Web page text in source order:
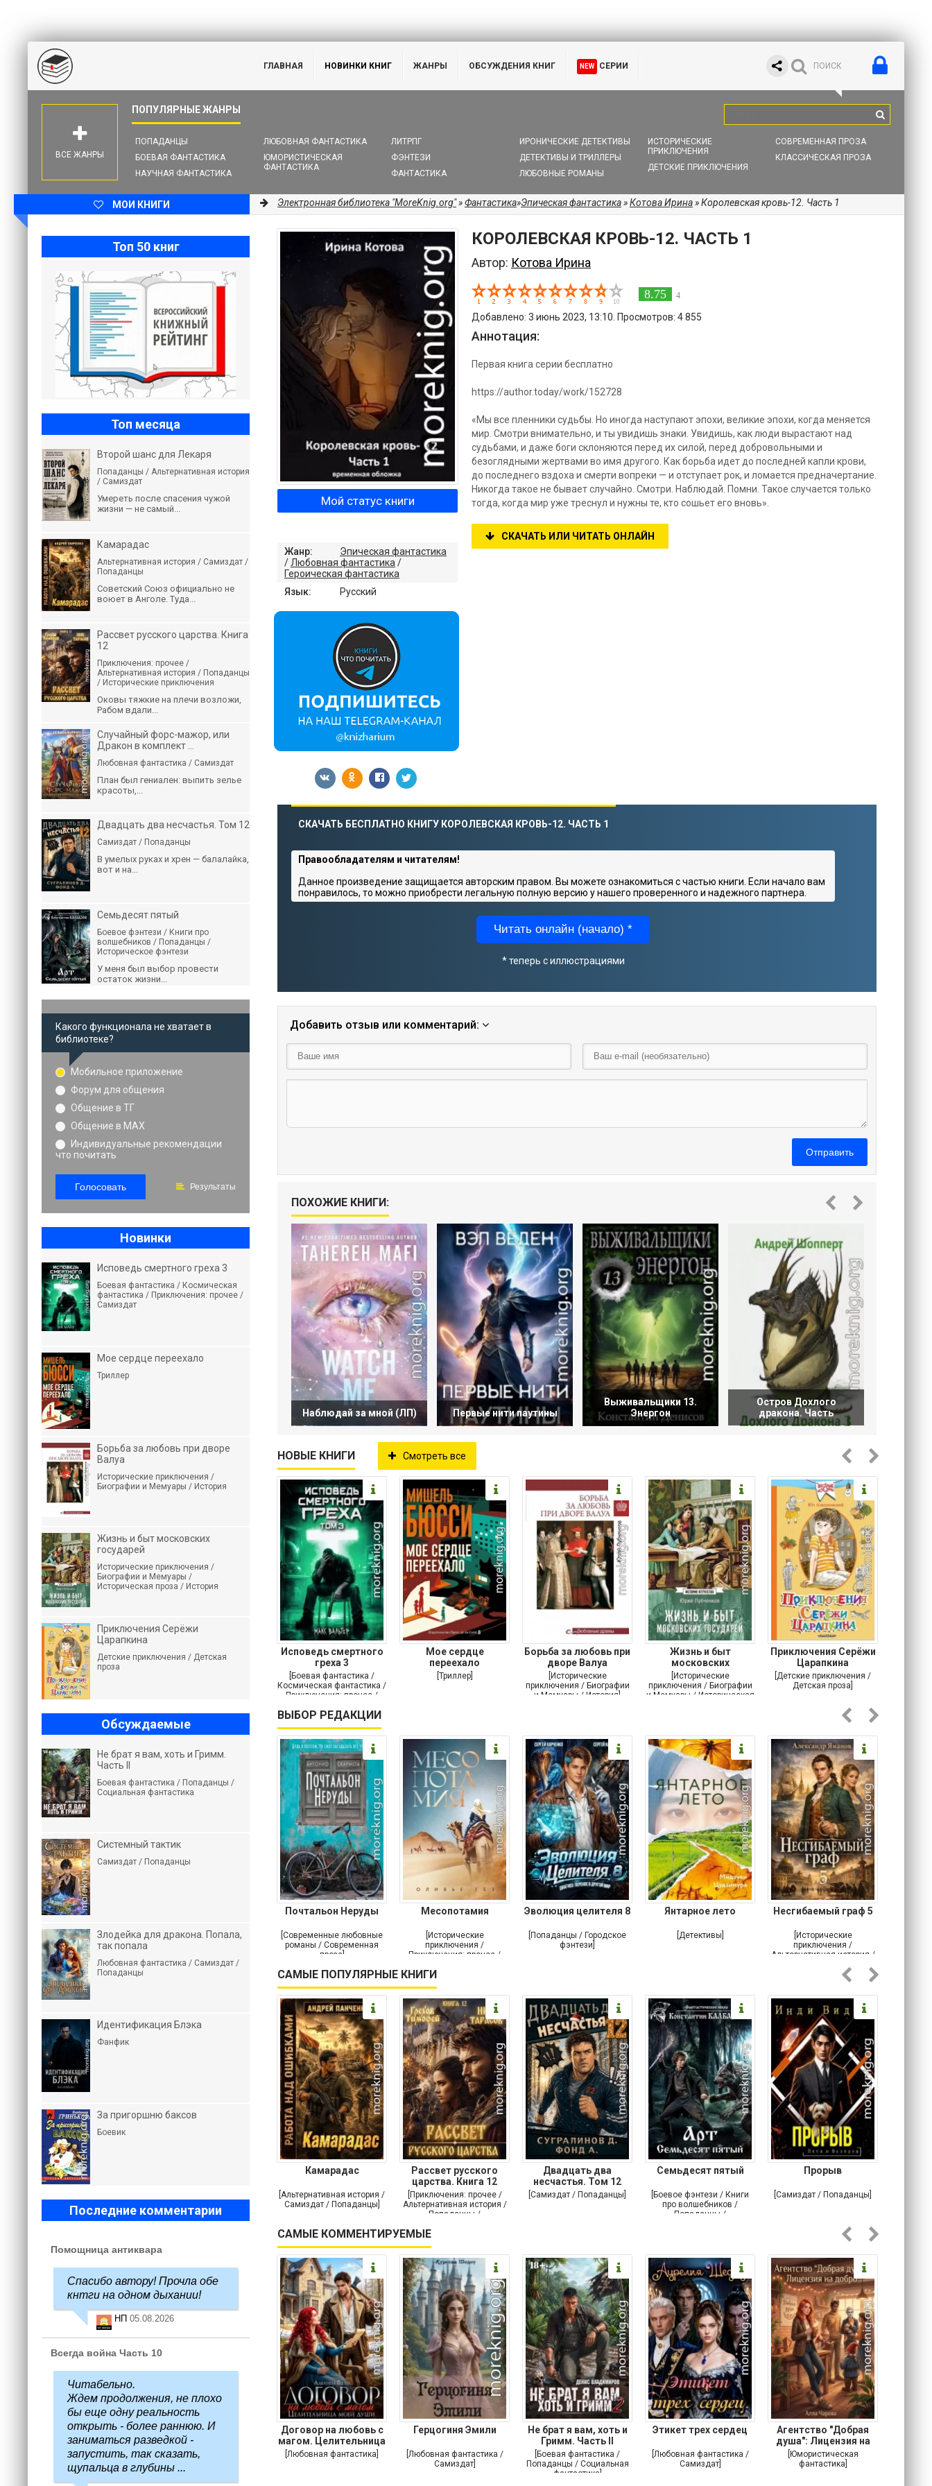
ГЛАВНАЯ НОВИНКИ КНИГ ЖАНРЫ ОБСУЖДЕНИЯ КНИГ NEW СЕРИИ
ПОПАДАНЦЫ
БОЕВАЯ ФАНТАСТИКА
НАУЧНАЯ ФАНТАСТИКА
ЛЮБОВНАЯ ФАНТАСТИКА
ЮМОРИСТИЧЕСКАЯ
ФАНТАСТИКА
ЛИТРПГ
ФЭНТЕЗИ
ФАНТАСТИКА
ИРОНИЧЕСКИЕ ДЕТЕКТИВЫ
ДЕТЕКТИВЫ И ТРИЛЛЕРЫ
ЛЮБОВНЫЕ РОМАНЫ
ИСТОРИЧЕСКИЕ
ПРИКЛЮЧЕНИЯ
ДЕТСКИЕ ПРИКЛЮЧЕНИЯ
СОВРЕМЕННАЯ ПРОЗА
КЛАССИЧЕСКАЯ ПРОЗА
ВСЕ ЖАНРЫ
МОИ КНИГИ Электронная библиотека "MoreKnig.org"»Фантастика»Эпическая фантастика»Котова Ирина» Королевская кровь-12. Часть 1
КОРОЛЕВСКАЯ КРОВЬ-12. ЧАСТЬ 1
Автор: Котова Ирина
8.75 4
Добавлено: 3 июнь 2023, 13:10. Просмотров: 4 855
Аннотация:
Первая книга серии бесплатно
https://author.today/work/152728
«Мы все пленники судьбы. Но иногда наступают эпохи, великие эпохи, когда меняется
мир. Смотри внимательно, и ты увидишь знаки. Увидишь, как люди вырастают над
судьбами, и даже боги склоняются перед их силой, перед добровольными и
безоглядными жертвами во имя другого. Как борьба идет до последней капли крови,
до последнего вздоха и смерти вопреки — и отступает рок, и ломается предначертание.
Никогда такое не бывает случайно. Смотри. Наблюдай. Помни. Такое случается только
тогда, когда мир уже треснул и нужны те, кто сошьет его вновь».
СКАЧАТЬ ИЛИ ЧИТАТЬ ОНЛАЙН
Мой статус книги
Жанр:
Эпическая фантастика
/ Любовная фантастика /
Героическая фантастика
Язык:
Русский
СКАЧАТЬ БЕСПЛАТНО КНИГУ КОРОЛЕВСКАЯ КРОВЬ-12. ЧАСТЬ 1
Правообладателям и читателям!
Данное произведение защищается авторским правом. Вы можете ознакомиться с частью книги. Если начало вам
понравилось, то можно приобрести легальную полную версию у нашего проверенного и надежного партнера.
Читать онлайн (начало) *
* теперь с иллюстрациями
Добавить отзыв или комментарий:
Отправить
ПОХОЖИЕ КНИГИ:
Наблюдай за мной (ЛП) Первые нити паутины
Выживальщики 13.
Энергон
Остров Дохлого
дракона. Часть
НОВЫЕ КНИГИ Смотреть все
Исповедь смертного
греха 3
[Боевая фантастика /
Космическая фантастика /
Приключения: прочее /
Мое сердце
переехало
[Триллер]
Борьба за любовь при
дворе Валуа
[Исторические
приключения / Биографии
и Мемуары / История]
Жизнь и быт
московских
государей
[Исторические
приключения / Биографии
и Мемуары / Историческая
Приключения Серёжи
Царапкина
[Детские приключения /
Детская проза]
ВЫБОР РЕДАКЦИИ
Почтальон Неруды
[Современные любовные
романы / Современная
проза]
Месопотамия
[Исторические
приключения /
Приключения: прочее /
Историческая проза]
Эволюция целителя 8
[Попаданцы / Городское
фэнтези]
Янтарное лето
[Детективы]
Несгибаемый граф 5
[Исторические
приключения /
Альтернативная история /
САМЫЕ ПОПУЛЯРНЫЕ КНИГИ
Камарадас
[Альтернативная история /
Самиздат / Попаданцы]
Рассвет русского
царства. Книга 12
[Приключения: прочее /
Альтернативная история /
Попаданцы /
приключения]
Двадцать два
несчастья. Том 12
[Самиздат / Попаданцы]
Семьдесят пятый
[Боевое фэнтези / Книги
про волшебников /
Попаданцы /
Прорыв
[Самиздат / Попаданцы]
САМЫЕ КОММЕНТИРУЕМЫЕ
Договор на любовь с
магом. Целительница
моей души
[Любовная фантастика]
Герцогиня Эмили
[Любовная фантастика /
Самиздат]
Не брат я вам, хоть и
Гримм. Часть II
[Боевая фантастика /
Попаданцы / Социальная
фантастика]
Этикет трех сердец
[Любовная фантастика /
Самиздат]
Агентство "Добрая
душа": Лицензия на
добро
[Юмористическая
фантастика]
Топ 50 книг
Топ месяца
Второй шанс для Лекаря
Попаданцы / Альтернативная история
/ Самиздат
Умереть после спасения чужой
жизни — не самый...
Камарадас
Альтернативная история / Самиздат /
Попаданцы
Советский Союз официально не
воюет в Анголе. Туда...
Рассвет русского царства. Книга
12
Приключения: прочее /
Альтернативная история / Попаданцы
/ Исторические приключения
Оковы тяжкие на плечи возложи,
Рабом вдали...
Случайный форс-мажор, или
Дракон в комплект ...
Любовная фантастика / Самиздат
План был гениален: выпить зелье
красоты,...
Двадцать два несчастья. Том 12
Самиздат / Попаданцы
В умелых руках и хрен — балалайка,
вот и на...
Семьдесят пятый
Боевое фэнтези / Книги про
волшебников / Попаданцы /
Историческое фэнтези
У меня был выбор провести
остаток жизни...
Какого функционала не хватает в
библиотеке?
Мобильное приложение
Форум для общения
Общение в ТГ
Общение в MAX
Индивидуальные рекомендации
что почитать
Голосовать Результаты
Новинки
Исповедь смертного греха 3
Боевая фантастика / Космическая
фантастика / Приключения: прочее /
Самиздат
Мое сердце переехало
Триллер
Борьба за любовь при дворе
Валуа
Исторические приключения /
Биографии и Мемуары / История
Жизнь и быт московских
государей
Исторические приключения /
Биографии и Мемуары /
Историческая проза / История
Приключения Серёжи
Царапкина
Детские приключения / Детская
проза
Обсуждаемые
Не брат я вам, хоть и Гримм.
Часть II
Боевая фантастика / Попаданцы /
Социальная фантастика
Системный тактик
Самиздат / Попаданцы
Злодейка для дракона. Попала,
так попала
Любовная фантастика / Самиздат /
Попаданцы
Идентификация Блэка
Фанфик
За пригоршню баксов
Боевик
Последние комментарии
Помощница антиквара
Спасибо автору! Прочла обе
кнтги на одном дыхании!
НП 05.08.2026
Всегда война Часть 10
Читабельно.
Ждем продолжения, не плохо
бы еще одну реальность
открыть - более раннюю. И
заниматься разведкой -
запустить, так сказать,
щупальца в глубины ...